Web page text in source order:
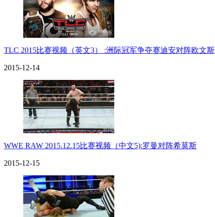
TLC 2015比赛视频（英文3） :洲际冠军争夺赛迪安对阵欧文斯
2015-12-14
WWE RAW 2015.12.15比赛视频（中文5):罗曼对阵希莫斯
2015-12-15